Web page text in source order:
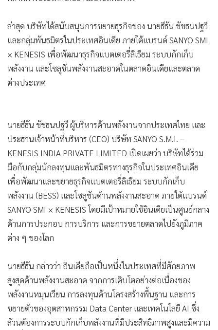
ล่าสุด บริษัทได้สนับสนุนการขยายธุรกิจของ นายธีธัน ชัชธนปฐวี
และกลุ่มพันธมิตรในประเทศอินเดีย ภายใต้แบรนด์ SANYO SMI
× KENESIS เพื่อพัฒนาธุรกิจแบตเตอรี่ลิเธียม ระบบกักเก็บ
พลังงาน และโซลูชันพลังงานสะอาดในตลาดอินเดียและตลาด
ต่างประเทศ
นายธีธัน ชัชธนปฐวี ผู้บริหารด้านพลังงานจากประเทศไทย และ
ประธานเจ้าหน้าที่บริหาร (CEO) บริษัท SANYO S.M.I. –
KENESIS INDIA PRIVATE LIMITED เปิดเผยว่า บริษัทได้ร่วม
มือกับกลุ่มนักลงทุนและพันธมิตรทางธุรกิจในประเทศอินเดีย
เพื่อพัฒนาและขยายธุรกิจแบตเตอรี่ลิเธียม ระบบกักเก็บ
พลังงาน (BESS) และโซลูชันด้านพลังงานสะอาด ภายใต้แบรนด์
SANYO SMI × KENESIS โดยมีเป้าหมายใช้อินเดียเป็นศูนย์กลาง
ด้านการประกอบ การบริการ และการขยายตลาดไปยังภูมิภาค
ต่าง ๆ ของโลก
นายธีธัน กล่าวว่า อินเดียถือเป็นหนึ่งในประเทศที่มีศักยภาพ
สูงสุดด้านพลังงานสะอาด จากการเติบโตอย่างต่อเนื่องของ
พลังงานหมุนเวียน การลงทุนด้านโครงสร้างพื้นฐาน และการ
ขยายตัวของอุตสาหกรรม Data Center และเทคโนโลยี AI ซึ่ง
ล้วนต้องการระบบกักเก็บพลังงานที่มีประสิทธิภาพสูงและมีความ